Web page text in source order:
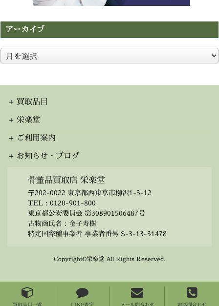
買取品目一覧 LINE査定 メール問合わせ 電話問合わせ
アーカイブ
ア
ー
イ
買取品目
栄楽堂
ご利用案内
お知らせ・ブログ
骨董品買取店 栄楽堂
〒202-0022 東京都西東京市柳沢1-3-12
TEL： 0120-901-800
東京都公安委員会 第308901506487号
古物商氏名：金子寿樹
特定国際種事業者 事業者番号 S-3-13-31478
Copyright©栄楽堂 All Rights Reserved.